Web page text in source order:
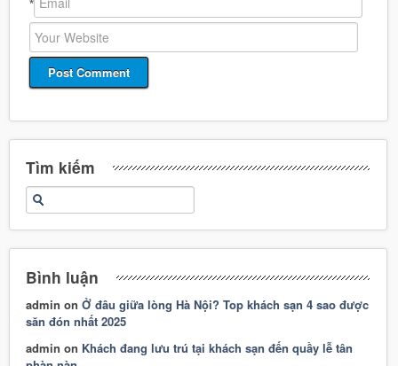
*
Tìm kiếm
Bình luận
admin onỞ đâu giữa lòng Hà Nội? Top khách sạn 4 sao được
săn đón nhất 2025
admin on Khách đang lưu trú tại khách sạn đến quầy lễ tân